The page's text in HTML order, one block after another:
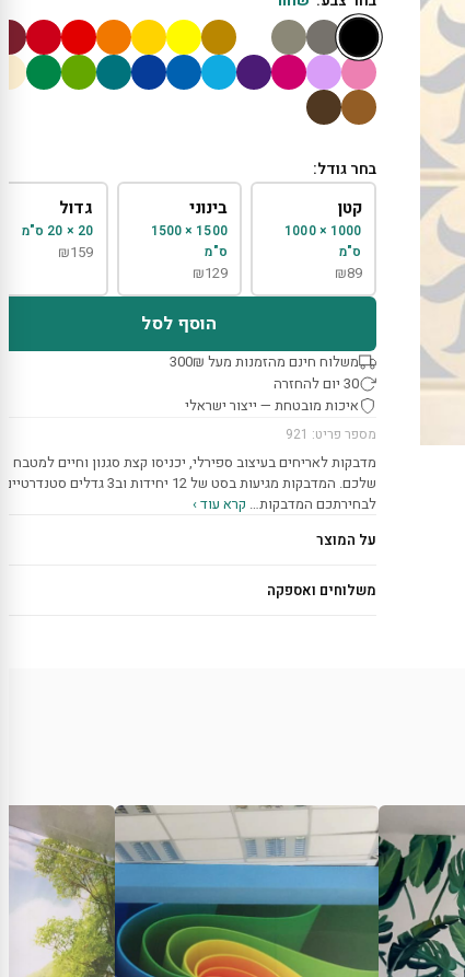
בחר גודל:
קטן
1000 × 1000
ס"מ
₪89
בינוני
1500 × 1500
ס"מ
₪129
גדול
20 × 20 ס"מ
₪159
הוסף לסל
משלוח חינם מהזמנות מעל 300₪
30 יום להחזרה
איכות מובטחת — ייצור ישראלי
מספר פריט: 921
מדבקות לאריחים בעיצוב ספירלי, יכניסו קצת סגנון וחיים למטבח
שלכם. המדבקות מגיעות בסט של 12 יחידות וב3 גדלים סטנדרטיים
לבחירתכם המדבקות… קרא עוד ›
על המוצר
משלוחים ואספקה